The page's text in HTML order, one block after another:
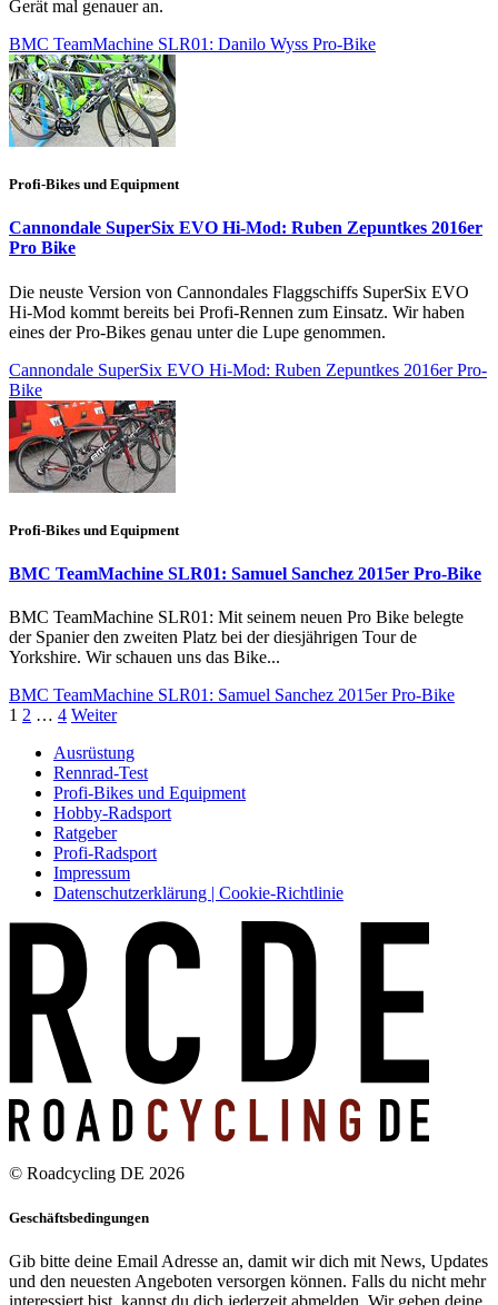
Gerät mal genauer an.
BMC TeamMachine SLR01: Danilo Wyss Pro-Bike
Profi-Bikes und Equipment
Cannondale SuperSix EVO Hi-Mod: Ruben Zepuntkes 2016er
Pro Bike
Die neuste Version von Cannondales Flaggschiffs SuperSix EVO
Hi-Mod kommt bereits bei Profi-Rennen zum Einsatz. Wir haben
eines der Pro-Bikes genau unter die Lupe genommen.
Cannondale SuperSix EVO Hi-Mod: Ruben Zepuntkes 2016er Pro-
Bike
Profi-Bikes und Equipment
BMC TeamMachine SLR01: Samuel Sanchez 2015er Pro-Bike
BMC TeamMachine SLR01: Mit seinem neuen Pro Bike belegte
der Spanier den zweiten Platz bei der diesjährigen Tour de
Yorkshire. Wir schauen uns das Bike...
BMC TeamMachine SLR01: Samuel Sanchez 2015er Pro-Bike
1 2 … 4 Weiter
Ausrüstung
Rennrad-Test
Profi-Bikes und Equipment
Hobby-Radsport
Ratgeber
Profi-Radsport
Impressum
Datenschutzerklärung | Cookie-Richtlinie
© Roadcycling DE 2026
Geschäftsbedingungen
Gib bitte deine Email Adresse an, damit wir dich mit News, Updates
und den neuesten Angeboten versorgen können. Falls du nicht mehr
interessiert bist, kannst du dich jederzeit abmelden. Wir geben deine